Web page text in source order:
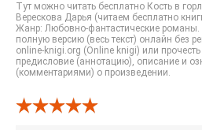
Тут можно читать бесплатно Кость в
Верескова Дарья (читаем бесплатно
Жанр: Любовно-фантастические
полную версию (весь текст) онлайн без
online-knigi.org (Online knigi) или
предисловие (аннотацию), описание и
(комментариями) о произведении.